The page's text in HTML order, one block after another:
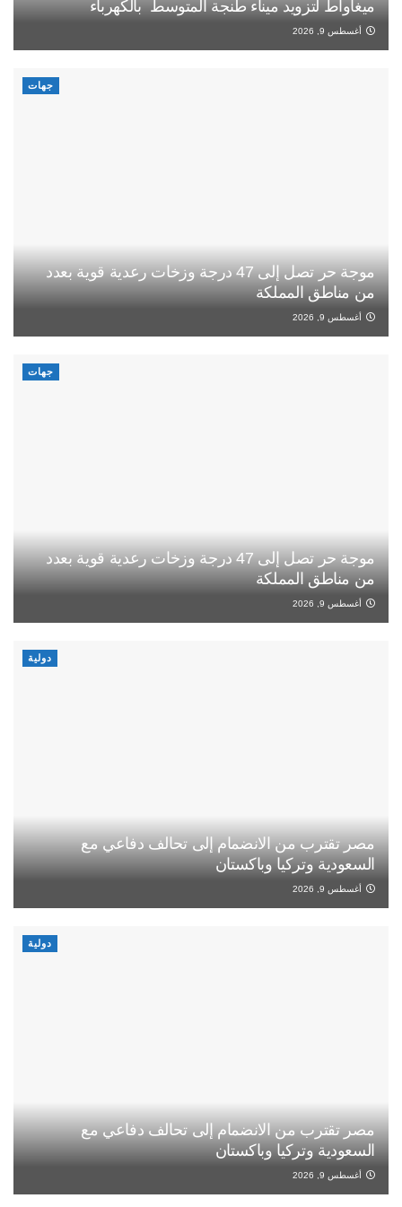
ميغاواط لتزويد ميناء طنجة المتوسط بالكهرباء
أغسطس 9, 2026
جهات
موجة حر تصل إلى 47 درجة وزخات رعدية قوية بعدد
من مناطق المملكة
أغسطس 9, 2026
جهات
موجة حر تصل إلى 47 درجة وزخات رعدية قوية بعدد
من مناطق المملكة
أغسطس 9, 2026
دولية
مصر تقترب من الانضمام إلى تحالف دفاعي مع
السعودية وتركيا وباكستان
أغسطس 9, 2026
دولية
مصر تقترب من الانضمام إلى تحالف دفاعي مع
السعودية وتركيا وباكستان
أغسطس 9, 2026